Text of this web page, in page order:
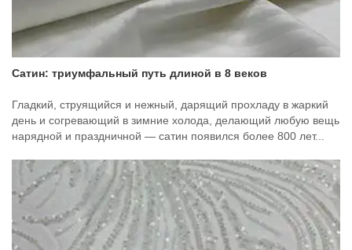
Сатин: триумфальный путь длиной в 8 веков
Гладкий, струящийся и нежный, дарящий прохладу в жаркий
день и согревающий в зимние холода, делающий любую вещь
нарядной и праздничной — сатин появился более 800 лет...